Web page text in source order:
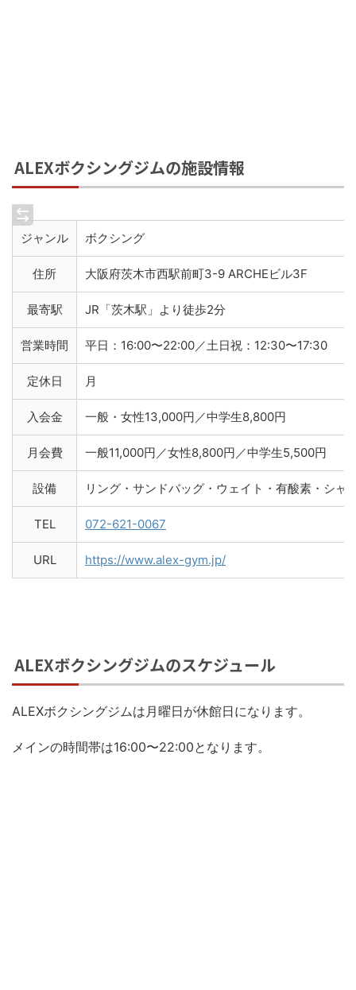
ALEXボクシングジムの施設情報
ジャンル ボクシング
住所 大阪府茨木市西駅前町3-9 ARCHEビル3F
最寄駅 JR「茨木駅」より徒歩2分
営業時間 平日：16:00〜22:00／土日祝：12:30〜17:30
定休日 月
入会金 一般・女性13,000円／中学生8,800円
月会費 一般11,000円／女性8,800円／中学生5,500円
設備 リング・サンドバッグ・ウェイト・有酸素・シャ
TEL 072-621-0067
URL https://www.alex-gym.jp/
ALEXボクシングジムのスケジュール
ALEXボクシングジムは月曜日が休館日になります。
メインの時間帯は16:00〜22:00となります。